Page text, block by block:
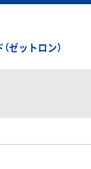
ゼットロン）